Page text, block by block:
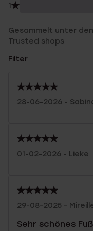
1
Gesammelt unter den
Trusted shops
Filter
28-06-2026 -
01-02-2026 - Lieke
29-08-2025 -
Sehr schönes